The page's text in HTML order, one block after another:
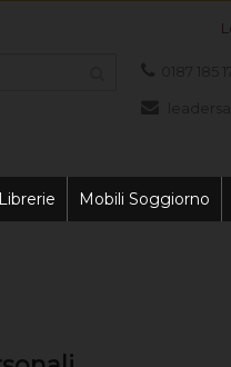
Librerie Mobili Soggiorno